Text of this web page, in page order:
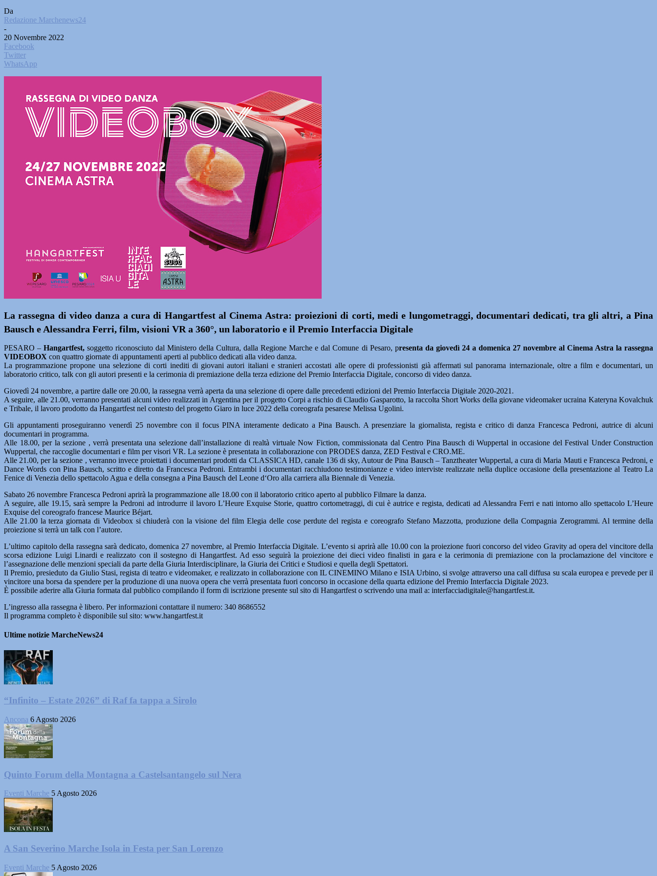
Da
Redazione Marchenews24
-
20 Novembre 2022
Facebook
Twitter
WhatsApp
La rassegna di video danza a cura di Hangartfest al Cinema Astra: proiezioni di corti, medi e lungometraggi, documentari dedicati, tra gli altri, a Pina
Bausch e Alessandra Ferri, film, visioni VR a 360°, un laboratorio e il Premio Interfaccia Digitale
PESARO –Hangartfest, soggetto riconosciuto dal Ministero della Cultura, dalla Regione Marche e dal Comune di Pesaro, presenta da giovedì 24 a domenica 27 novembre al Cinema Astra la rassegna
VIDEOBOX con quattro giornate di appuntamenti aperti al pubblico dedicati alla video danza.
La programmazione propone una selezione di corti inediti di giovani autori italiani e stranieri accostati alle opere di professionisti già affermati sul panorama internazionale, oltre a film e documentari, un
laboratorio critico, talk con gli autori presenti e la cerimonia di premiazione della terza edizione del Premio Interfaccia Digitale, concorso di video danza.
Giovedì 24 novembre, a partire dalle ore 20.00, la rassegna verrà aperta da una selezione di opere dalle precedenti edizioni del Premio Interfaccia Digitale 2020-2021.
A seguire, alle 21.00, verranno presentati alcuni video realizzati in Argentina per il progetto Corpi a rischio di Claudio Gasparotto, la raccolta Short Works della giovane videomaker ucraina Kateryna Kovalchuk
e Tribale, il lavoro prodotto da Hangartfest nel contesto del progetto Giaro in luce 2022 della coreografa pesarese Melissa Ugolini.
Gli appuntamenti proseguiranno venerdì 25 novembre con il focus PINA interamente dedicato a Pina Bausch. A presenziare la giornalista, regista e critico di danza Francesca Pedroni, autrice di alcuni
documentari in programma.
Alle 18.00, per la sezione , verrà presentata una selezione dall’installazione di realtà virtuale Now Fiction, commissionata dal Centro Pina Bausch di Wuppertal in occasione del Festival Under Construction
Wuppertal, che raccoglie documentari e film per visori VR. La sezione è presentata in collaborazione con PRODES danza, ZED Festival e CRO.ME.
Alle 21.00, per la sezione , verranno invece proiettati i documentari prodotti da CLASSICA HD, canale 136 di sky, Autour de Pina Bausch – Tanztheater Wuppertal, a cura di Maria Mauti e Francesca Pedroni, e
Dance Words con Pina Bausch, scritto e diretto da Francesca Pedroni. Entrambi i documentari racchiudono testimonianze e video interviste realizzate nella duplice occasione della presentazione al Teatro La
Fenice di Venezia dello spettacolo Agua e della consegna a Pina Bausch del Leone d‘Oro alla carriera alla Biennale di Venezia.
Sabato 26 novembre Francesca Pedroni aprirà la programmazione alle 18.00 con il laboratorio critico aperto al pubblico Filmare la danza.
A seguire, alle 19.15, sarà sempre la Pedroni ad introdurre il lavoro L’Heure Exquise Storie, quattro cortometraggi, di cui è autrice e regista, dedicati ad Alessandra Ferri e nati intorno allo spettacolo L’Heure
Exquise del coreografo francese Maurice Béjart.
Alle 21.00 la terza giornata di Videobox si chiuderà con la visione del film Elegia delle cose perdute del regista e coreografo Stefano Mazzotta, produzione della Compagnia Zerogrammi. Al termine della
proiezione si terrà un talk con l’autore.
L’ultimo capitolo della rassegna sarà dedicato, domenica 27 novembre, al Premio Interfaccia Digitale. L’evento si aprirà alle 10.00 con la proiezione fuori concorso del video Gravity ad opera del vincitore della
scorsa edizione Luigi Linardi e realizzato con il sostegno di Hangartfest. Ad esso seguirà la proiezione dei dieci video finalisti in gara e la cerimonia di premiazione con la proclamazione del vincitore e
l’assegnazione delle menzioni speciali da parte della Giuria Interdisciplinare, la Giuria dei Critici e Studiosi e quella degli Spettatori.
Il Premio, presieduto da Giulio Stasi, regista di teatro e videomaker, e realizzato in collaborazione con IL CINEMINO Milano e ISIA Urbino, si svolge attraverso una call diffusa su scala europea e prevede per il
vincitore una borsa da spendere per la produzione di una nuova opera che verrà presentata fuori concorso in occasione della quarta edizione del Premio Interfaccia Digitale 2023.
È possibile aderire alla Giuria formata dal pubblico compilando il form di iscrizione presente sul sito di Hangartfest o scrivendo una mail a: interfacciadigitale@hangartfest.it.
L’ingresso alla rassegna è libero. Per informazioni contattare il numero: 340 8686552
Il programma completo è disponibile sul sito: www.hangartfest.it
Ultime notizie MarcheNews24
“Infinito – Estate 2026” di Raf fa tappa a Sirolo
Ancona 6 Agosto 2026
Quinto Forum della Montagna a Castelsantangelo sul Nera
Eventi Marche 5 Agosto 2026
A San Severino Marche Isola in Festa per San Lorenzo
Eventi Marche 5 Agosto 2026